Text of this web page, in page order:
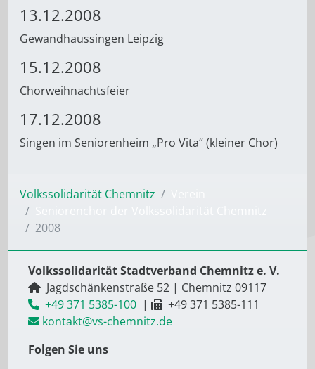
13.12.2008
Gewandhaussingen Leipzig
15.12.2008
Chorweihnachtsfeier
17.12.2008
Singen im Seniorenheim „Pro Vita“ (kleiner Chor)
Volkssolidarität Chemnitz
2008
Volkssolidarität Stadtverband Chemnitz e. V.
Jagdschänkenstraße 52 | Chemnitz 09117
+49 371 5385-100 |
+49 371 5385-111
kontakt@vs-chemnitz.de
Folgen Sie uns